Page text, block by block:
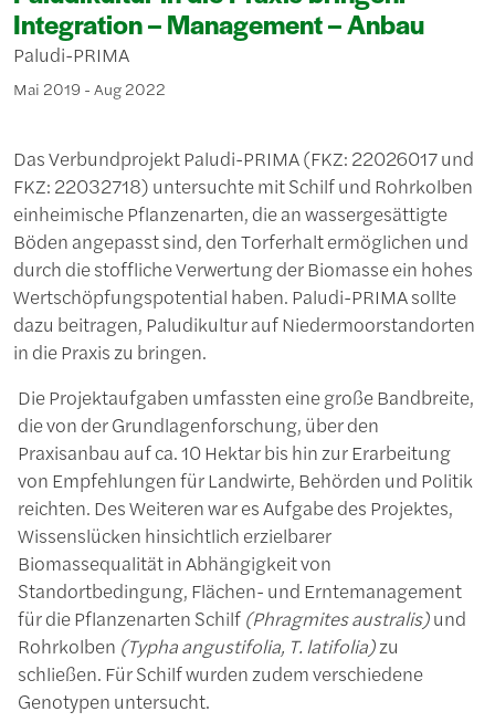
Integration – Management – Anbau
Paludi-PRIMA
Mai 2019 - Aug 2022
Das Verbundprojekt Paludi-PRIMA (FKZ: 22026017 und
FKZ: 22032718) untersuchte mit Schilf und Rohrkolben
einheimische Pflanzenarten, die an wassergesättigte
Böden angepasst sind, den Torferhalt ermöglichen und
durch die stoffliche Verwertung der Biomasse ein hohes
Wertschöpfungspotential haben. Paludi-PRIMA sollte
dazu beitragen, Paludikultur auf Niedermoorstandorten
in die Praxis zu bringen.
Die Projektaufgaben umfassten eine große Bandbreite,
die von der Grundlagenforschung, über den
Praxisanbau auf ca. 10 Hektar bis hin zur Erarbeitung
von Empfehlungen für Landwirte, Behörden und Politik
reichten. Des Weiteren war es Aufgabe des Projektes,
Wissenslücken hinsichtlich erzielbarer
Biomassequalität in Abhängigkeit von
Standortbedingung, Flächen- und Erntemanagement
für die Pflanzenarten Schilf (Phragmites australis)und
Rohrkolben (Typha angustifolia, T. latifolia)zu
schließen. Für Schilf wurden zudem verschiedene
Genotypen untersucht.